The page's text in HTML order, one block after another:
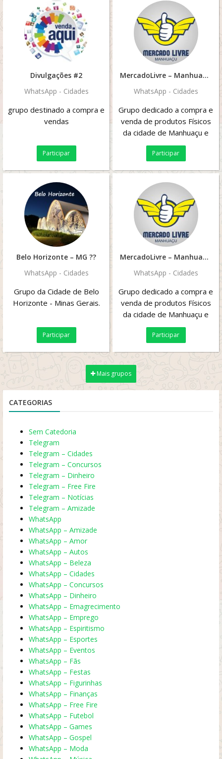
Divulgações #2
WhatsApp - Cidades
grupo destinado a compra e
vendas
Participar
MercadoLivre – Manhuaçu 3
WhatsApp - Cidades
Grupo dedicado a compra e
venda de produtos Físicos
da cidade de Manhuaçu e
Região!
Participar
Belo Horizonte – MG ??
WhatsApp - Cidades
Grupo da Cidade de Belo
Horizonte - Minas Gerais.
Participar
MercadoLivre – Manhuaçu 1
WhatsApp - Cidades
Grupo dedicado a compra e
venda de produtos Físicos
da cidade de Manhuaçu e
Região!
Participar
Mais grupos
CATEGORIAS
Sem Catedoria
Telegram
Telegram – Cidades
Telegram – Concursos
Telegram – Dinheiro
Telegram – Free Fire
Telegram – Notícias
Telegram – Amizade
WhatsApp
WhatsApp – Amizade
WhatsApp – Amor
WhatsApp – Autos
WhatsApp – Beleza
WhatsApp – Cidades
WhatsApp – Concursos
WhatsApp – Dinheiro
WhatsApp – Emagrecimento
WhatsApp – Emprego
WhatsApp – Espiritismo
WhatsApp – Esportes
WhatsApp – Eventos
WhatsApp – Fãs
WhatsApp – Festas
WhatsApp – Figurinhas
WhatsApp – Finanças
WhatsApp – Free Fire
WhatsApp – Futebol
WhatsApp – Games
WhatsApp – Gospel
WhatsApp – Moda